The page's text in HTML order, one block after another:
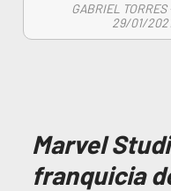
GABRIEL TORRES
29/01/
Marvel
franquicia